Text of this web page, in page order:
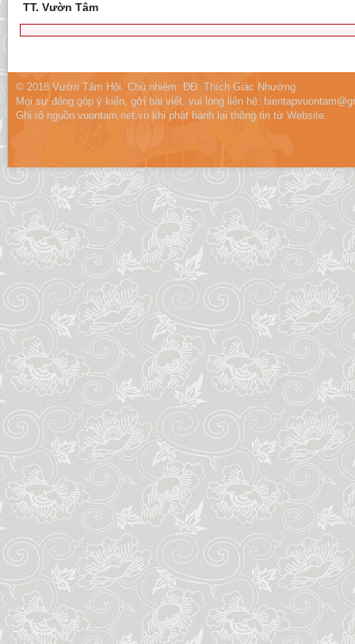
TT. Vườn Tâm
© 2018 Vườn Tâm Hội. Chủ nhiệm: ĐĐ. Thích Giác Nhường.
Mọi sự đóng góp ý kiến, gởi bài viết, vui lòng liên hệ:
Ghi rõ nguồn vuontam.net.vn khi phát hành lại thông tin từ Website.